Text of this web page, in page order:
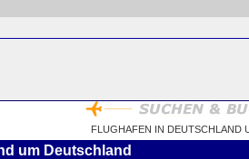
FLUGHAFEN IN DEUTSCHLAND
um Deutschland